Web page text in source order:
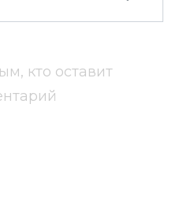
кто оставит